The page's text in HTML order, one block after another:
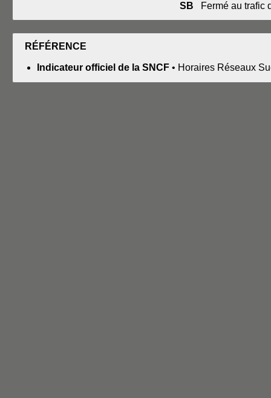
SB
Fermé au trafic
RÉFÉRENCE
Indicateur officiel de la SNCF • Horaires Réseaux